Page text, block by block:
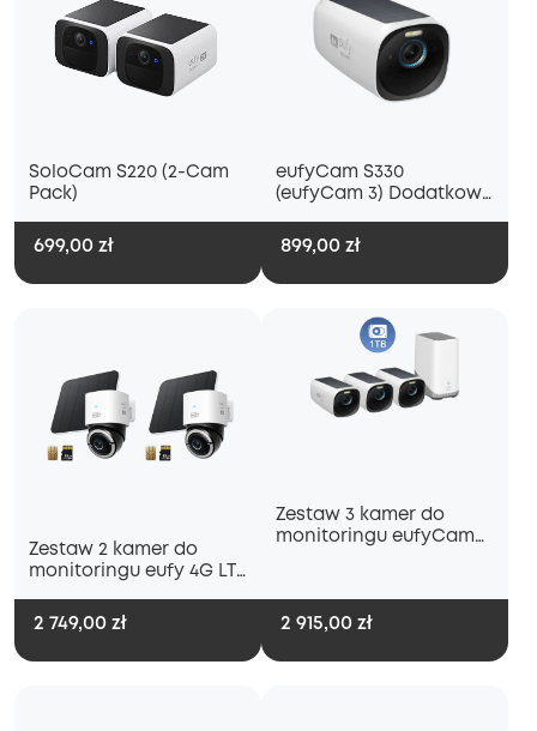
SoloCam S220 (2-Cam
Pack)
699,00 zł
eufyCam S330
(eufyCam 3) Dodatkowa
899,00 zł
Zestaw 2 kamer do
monitoringu eufy 4G LTE
2 749,00 zł
Zestaw 3 kamer do
monitoringu eufyCam
2 915,00 zł